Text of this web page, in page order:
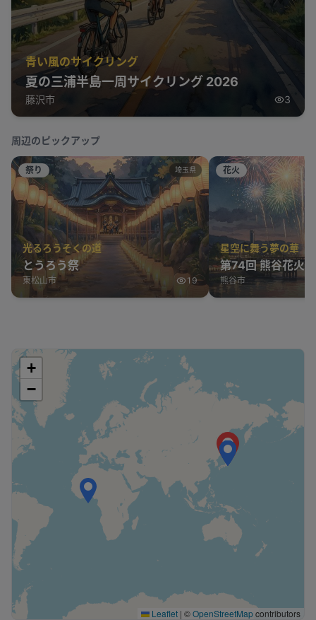
青い風のサイクリング
夏の三浦半島一周サイクリング 2026
藤沢市 3
周辺のピックアップ
祭り 埼玉県
光るろうそくの道
とうろう祭
東松山市 19
花火
星空に舞う夢の華
第74回 熊谷花火
熊谷市
+
−
Leaflet | ©OpenStreetMapcontributors